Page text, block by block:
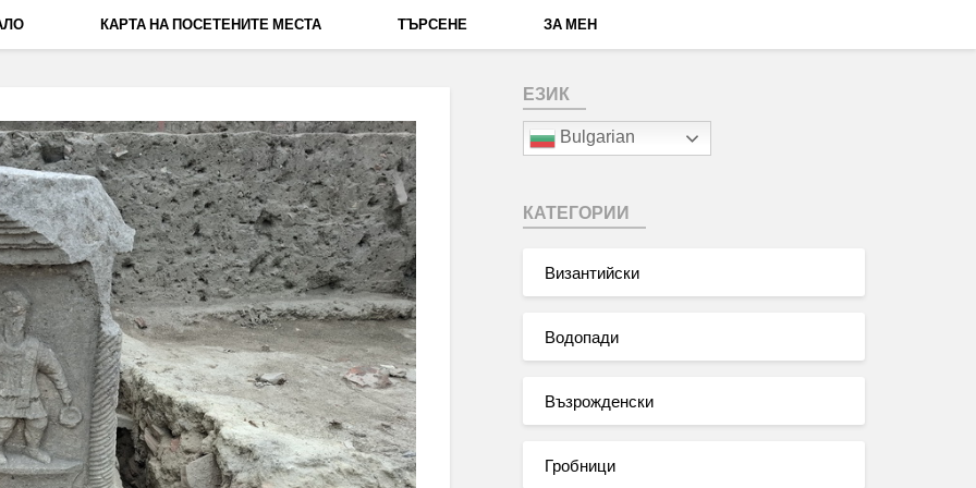
КАРТА НА ПОСЕТЕНИТЕ МЕСТА ТЪРСЕНЕ ЗА МЕН
ЕЗИК
Bulgarian
КАТЕГОРИИ
Византийски
Водопади
Възрожденски
Гробници